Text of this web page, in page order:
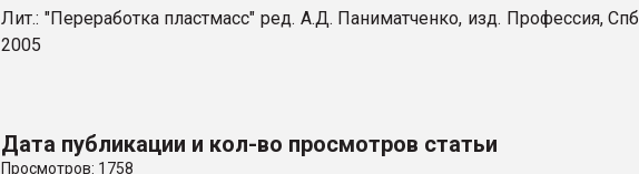
Лит.: "Переработка пластмасс" ред. А.Д. Паниматченко, изд. Профессия, Спб
2005
Дата публикации и кол-во просмотров статьи
Просмотров: 1758